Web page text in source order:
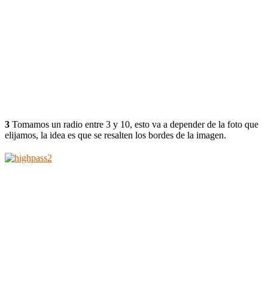
3 Tomamos un radio entre 3 y 10, esto va a depender de la foto que
elijamos, la idea es que se resalten los bordes de la imagen.